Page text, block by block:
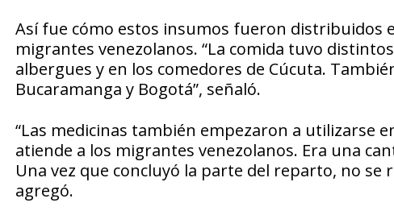
Así fue cómo estos insumos fueron distribuidos
migrantes venezolanos. “La comida tuvo
albergues y en los comedores de Cúcuta.
Bucaramanga y Bogotá”, señaló.
“Las medicinas también empezaron a utilizarse
atiende a los migrantes venezolanos. Era una
Una vez que concluyó la parte del reparto, no
agregó.